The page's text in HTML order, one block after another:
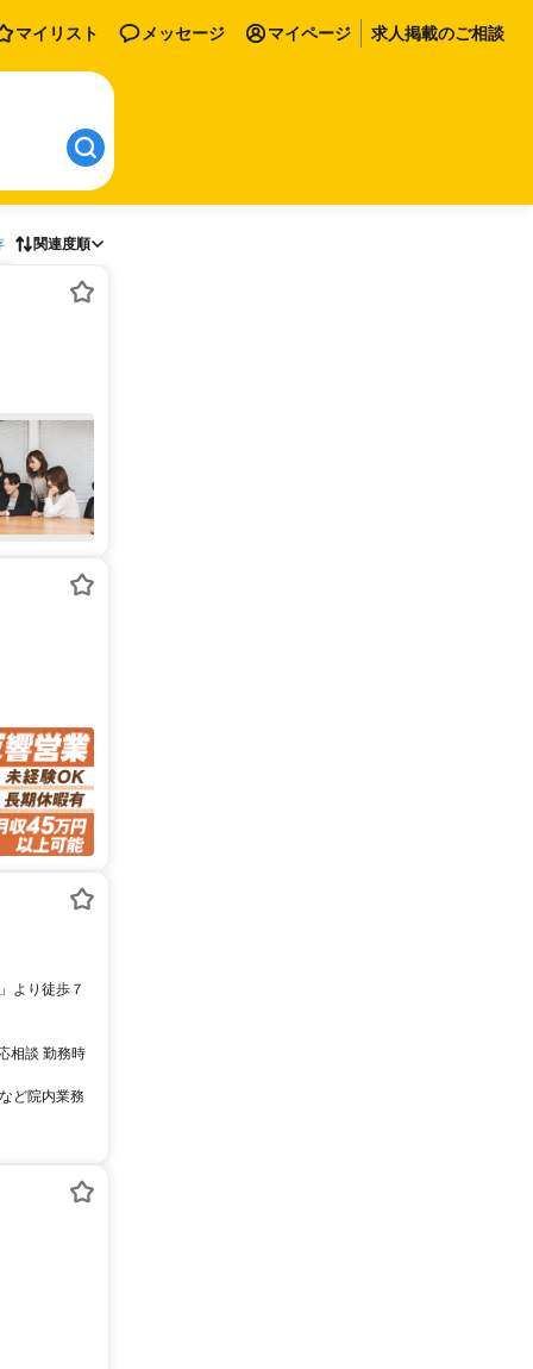
マイリスト メッセージ マイページ 求人掲載のご相談
関連度順
相談 勤務時
ど院内業務